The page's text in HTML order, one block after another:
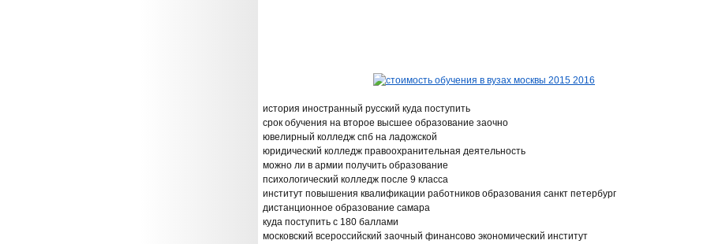
история иностранный русский куда поступить
срок обучения на второе высшее образование заочно
ювелирный колледж спб на ладожской
юридический колледж правоохранительная деятельность
можно ли в армии получить образование
психологический колледж после 9 класса
институт повышения квалификации работников образования санкт петербург
дистанционное образование самара
куда поступить с 180 баллами
московский всероссийский заочный финансово экономический институт